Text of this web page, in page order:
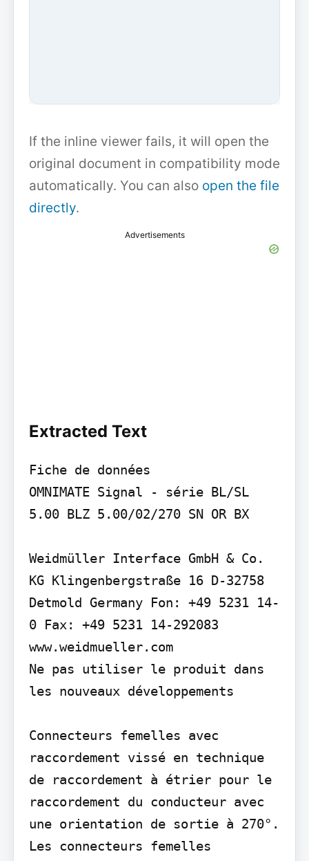
If the inline viewer fails, it will open the
original document in compatibility mode
automatically. You can also open the file
directly.
Advertisements
Extracted Text
Fiche de données
OMNIMATE Signal - série BL/SL
5.00 BLZ 5.00/02/270 SN OR BX
Weidmüller Interface GmbH & Co.
KG Klingenbergstraße 16 D-32758
Detmold Germany Fon: +49 5231 14-
0 Fax: +49 5231 14-292083
www.weidmueller.com
Ne pas utiliser le produit dans
les nouveaux développements
Connecteurs femelles avec
raccordement vissé en technique
de raccordement à étrier pour le
raccordement du conducteur avec
une orientation de sortie à 270°.
Les connecteurs femelles